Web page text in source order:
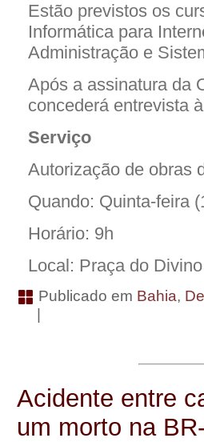
Estão previstos os
Informática para
Administração e
Após a assinatura da
concederá entrevista
Serviço
Autorização de obras
Quando: Quinta-feira
Horário: 9h
Local: Praça do Divino
Publicado em Bahia,
Acidente entre
um morto na